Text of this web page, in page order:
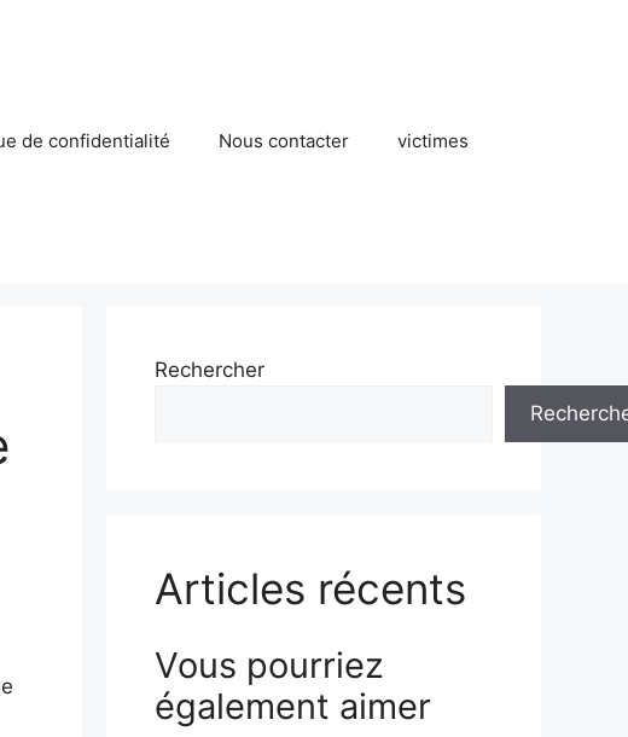
de confidentialité Nous contacter victimes
Rechercher
Articles récents
Vous pourriez
également aimer